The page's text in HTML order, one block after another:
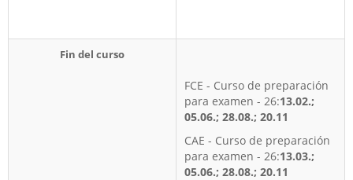
Fin del curso
FCE - Curso de preparación
para examen - 26:13.02.;
05.06.; 28.08.; 20.11
CAE - Curso de preparación
para examen - 26:13.03.;
05.06.; 28.08.; 20.11